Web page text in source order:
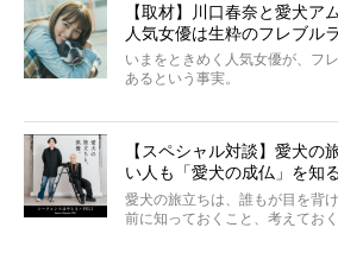
カエピソードが次から次へと飛
【取材】川口春奈と愛犬ア
人気女優は生粋のフレブル
いまをときめく人気女優が、フ
あるという事実。
とりを目の当たりにするほどに
愛がわたしたちのそれとまった
だかうれしくなってしまったの
春奈さんとアムちゃんのすてき
小西がいつくしみながら、切り
【スペシャル対談】愛犬の
い人も「愛犬の成仏」を知
はやとも×PELI】
愛犬の旅立ちは、誰もが目を背
前に知っておくこと、考えてお